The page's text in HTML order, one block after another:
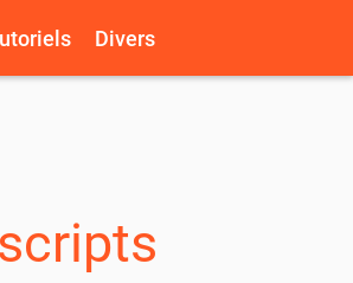
Divers